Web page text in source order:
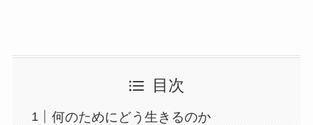
目次
何のためにどう生きるのか